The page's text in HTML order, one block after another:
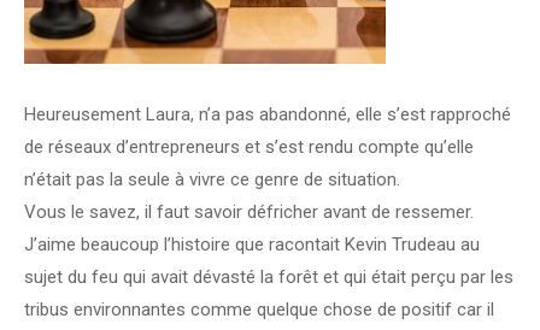
Heureusement Laura, n’a pas abandonné, elle s’est rapproché
de réseaux d’entrepreneurs et s’est rendu compte qu’elle
n’était pas la seule à vivre ce genre de situation.
Vous le savez, il faut savoir défricher avant de ressemer.
J’aime beaucoup l’histoire que racontait Kevin Trudeau au
sujet du feu qui avait dévasté la forêt et qui était perçu par les
tribus environnantes comme quelque chose de positif car il